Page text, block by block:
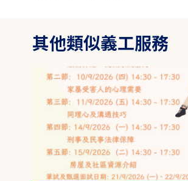
其他類似義工服務